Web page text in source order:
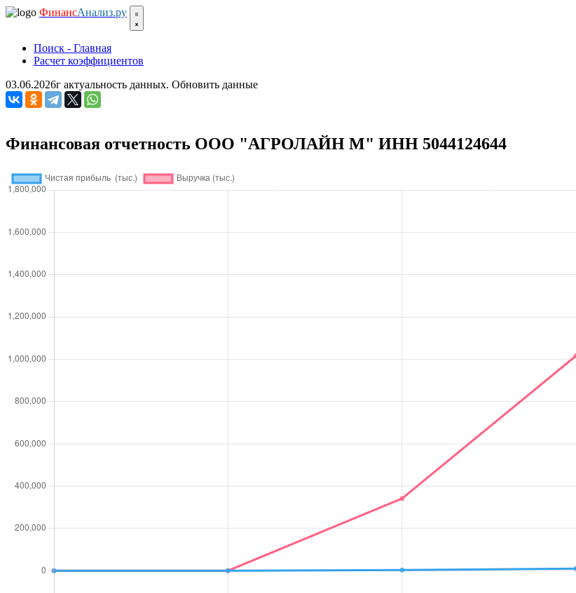
ФинансАнализ.ру
Поиск - Главная
Расчет коэффициентов
03.06.2026г актуальность данных. Обновить данные
Финансовая отчетность ООО "АГРОЛАЙН М" ИНН 5044124644